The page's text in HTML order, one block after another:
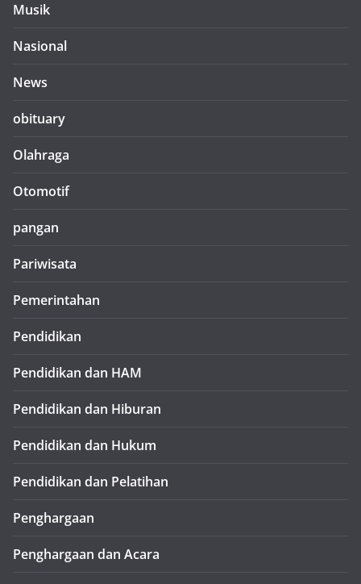
Musik
Nasional
News
obituary
Olahraga
Otomotif
pangan
Pariwisata
Pemerintahan
Pendidikan
Pendidikan dan HAM
Pendidikan dan Hiburan
Pendidikan dan Hukum
Pendidikan dan Pelatihan
Penghargaan
Penghargaan dan Acara